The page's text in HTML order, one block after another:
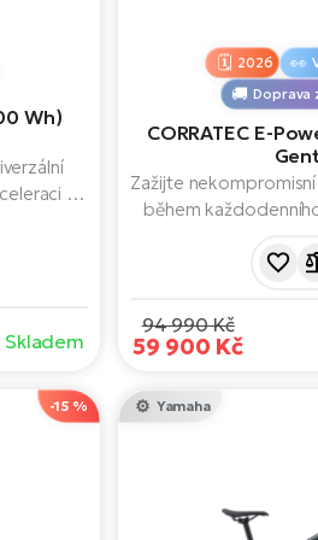
Wh)
a
s
Avinox
Skladem
2026
Doprava
CORRATEC E-
Zažijte
během
motorem Bosch
dynamiku, na
spolehnout.
94 990 Kč
59 900 Kč
-15 % Yamaha